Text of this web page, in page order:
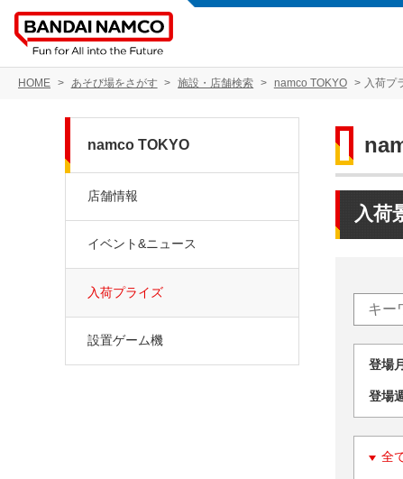
HOME あそび場をさがす 施設・店舗検索 namco TOKYO 入荷プ
入荷
登場
登場
全
namco TOKYO
店舗情報
イベント&ニュース
入荷プライズ
設置ゲーム機